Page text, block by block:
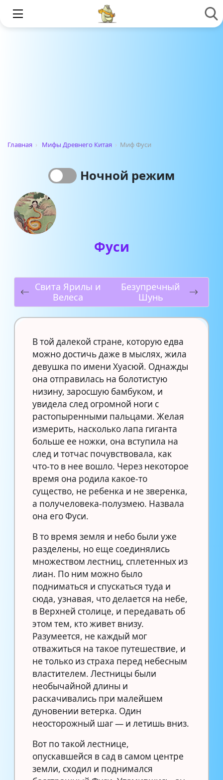
Главная › Мифы Древнего Китая › Миф Фуси
Ночной режим
Фуси
Свита Ярилы и
Велеса
Безупречный
Шунь
В той далекой стране, которую едва
можно достичь даже в мыслях, жила
девушка по имени Хуасюй. Однажды
она отправилась на болотистую
низину, заросшую бамбуком, и
увидела след огромной ноги с
растопыренными пальцами. Желая
измерить, насколько лапа гиганта
больше ее ножки, она вступила на
след и тотчас почувствовала, как
что-то в нее вошло. Через некоторое
время она родила какое-то
существо, не ребенка и не зверенка,
а получеловека-полузмею. Назвала
она его Фуси.
В то время земля и небо были уже
разделены, но еще соединялись
множеством лестниц, сплетенных из
лиан. По ним можно было
подниматься и спускаться туда и
сюда, узнавая, что делается на небе,
в Верхней столице, и передавать об
этом тем, кто живет внизу.
Разумеется, не каждый мог
отважиться на такое путешествие, и
не только из страха перед небесным
властителем. Лестницы были
необычайной длины и
раскачивались при малейшем
дуновении ветерка. Один
неосторожный шаг — и летишь вниз.
Вот по такой лестнице,
опускавшейся в сад в самом центре
земли, сходил и поднимался